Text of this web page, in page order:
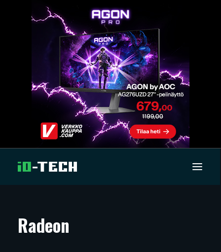
ARTIKKELIT
Radeon